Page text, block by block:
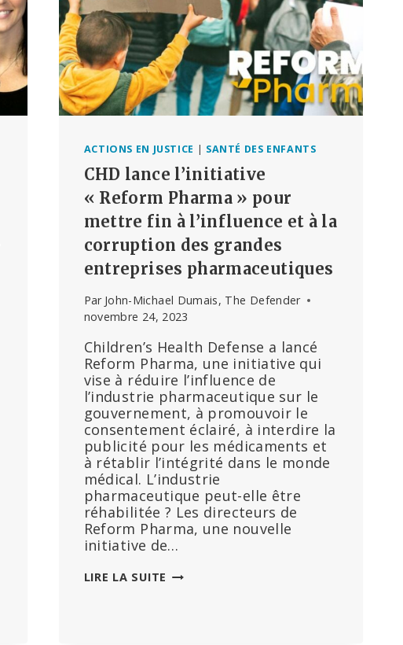
ACTIONS EN JUSTICE | SANTÉ DES ENFANTS
CHD lance l’initiative
« Reform Pharma » pour
mettre fin à l’influence et à la
corruption des grandes
entreprises pharmaceutiques
Par John-Michael Dumais, The Defender
novembre 24, 2023
Children’s Health Defense a lancé
Reform Pharma, une initiative qui
vise à réduire l’influence de
l’industrie pharmaceutique sur le
gouvernement, à promouvoir le
consentement éclairé, à interdire la
publicité pour les médicaments et
à rétablir l’intégrité dans le monde
médical. L’industrie
pharmaceutique peut-elle être
réhabilitée ? Les directeurs de
Reform Pharma, une nouvelle
initiative de…
LIRE LA SUITE CHD